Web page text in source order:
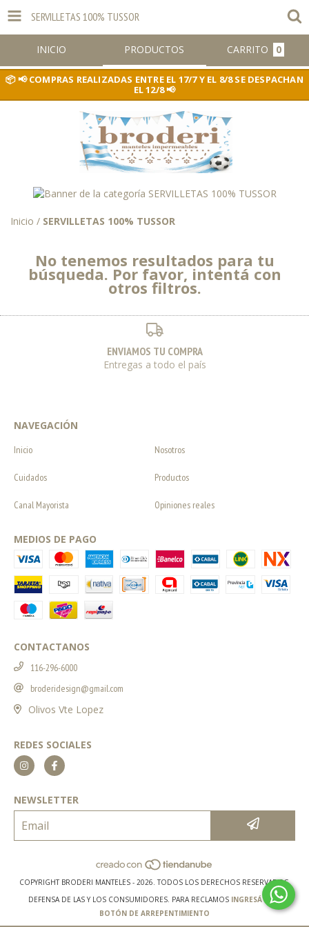
SERVILLETAS 100% TUSSOR
INICIO PRODUCTOS CARRITO 0
📢 COMPRAS REALIZADAS ENTRE EL 17/7 Y EL 8/8 SE DESPACHAN
EL 12/8 📢
Inicio / SERVILLETAS 100% TUSSOR
No tenemos resultados para tu
búsqueda. Por favor, intentá con
otros filtros.
ENVIAMOS TU COMPRA
Entregas a todo el país
NAVEGACIÓN
Inicio Nosotros
Cuidados Productos
Canal Mayorista Opiniones reales
MEDIOS DE PAGO
CONTACTANOS
116-296-6000
broderidesign@gmail.com
Olivos Vte Lopez
REDES SOCIALES
NEWSLETTER
COPYRIGHT BRODERI MANTELES - 2026. TODOS LOS DERECHOS RESERVADOS.
DEFENSA DE LAS Y LOS CONSUMIDORES. PARA RECLAMOS INGRESÁ ACÁ.
BOTÓN DE ARREPENTIMIENTO